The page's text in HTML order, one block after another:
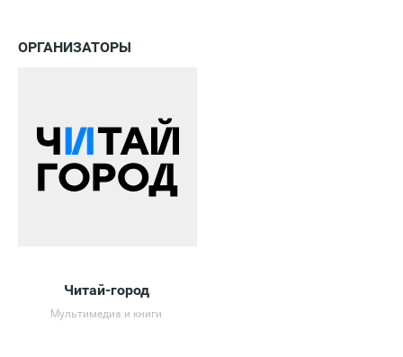
ОРГАНИЗАТОРЫ
Читай-город
Мультимедиа и книги